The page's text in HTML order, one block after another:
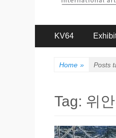
Primary
Menu
KV64
Home » Posts
Tag: 위